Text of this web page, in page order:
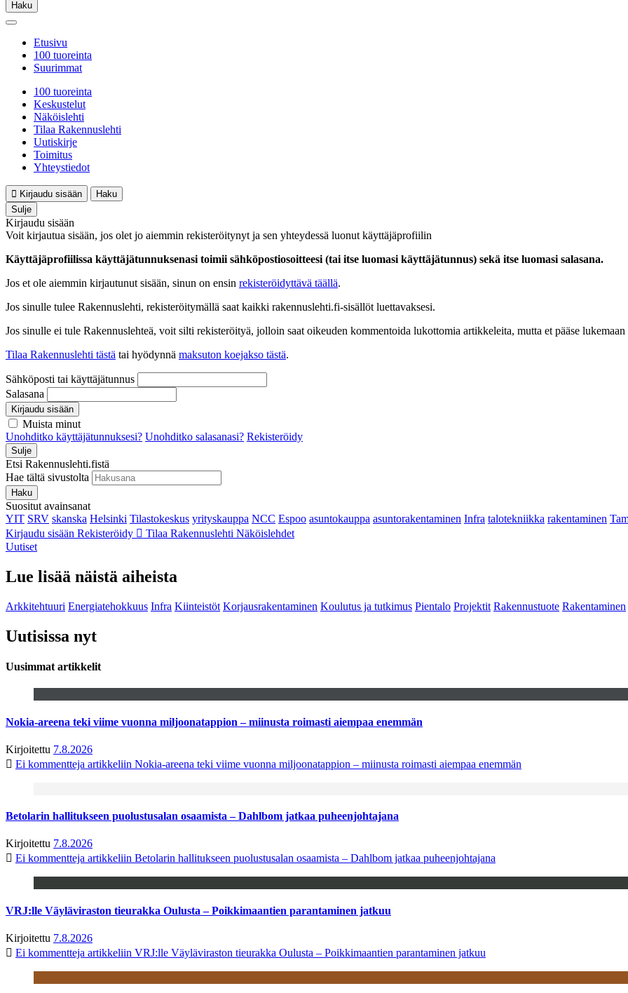
Haku
Etusivu
100 tuoreinta
Suurimmat
100 tuoreinta
Keskustelut
Näköislehti
Tilaa Rakennuslehti
Uutiskirje
Toimitus
Yhteystiedot
Kirjaudu sisään
Haku
Sulje
Kirjaudu sisään
Voit kirjautua sisään, jos olet jo aiemmin rekisteröitynyt ja sen yhteydessä luonut käyttäjäprofiilin
Käyttäjäprofiilissa käyttäjätunnuksenasi toimii sähköpostiosoitteesi (tai itse luomasi käyttäjätunnus) sekä itse luomasi salasana.
Jos et ole aiemmin kirjautunut sisään, sinun on ensin rekisteröidyttävä täällä.
Jos sinulle tulee Rakennuslehti, rekisteröitymällä saat kaikki rakennuslehti.fi-sisällöt luettavaksesi.
Jos sinulle ei tule Rakennuslehteä, voit silti rekisteröityä, jolloin saat oikeuden kommentoida lukottomia artikkeleita, mutta et pääse
Tilaa Rakennuslehti tästä tai hyödynnä maksuton koejakso tästä.
Sähköposti tai käyttäjätunnus
Salasana
Kirjaudu sisään
Muista minut
Unohditko käyttäjätunnuksesi? Unohditko salasanasi? Rekisteröidy
Sulje
Etsi Rakennuslehti.fistä
Hae tältä sivustolta
Haku
Suositut avainsanat
YIT SRV skanska Helsinki Tilastokeskus yrityskauppa NCC Espoo asuntokauppa asuntorakentaminen Infra talotekniikka rakentaminen
Kirjaudu sisään Rekisteröidy Tilaa Rakennuslehti Näköislehdet
Uutiset
Lue lisää näistä aiheista
Arkkitehtuuri Energiatehokkuus Infra Kiinteistöt Korjausrakentaminen Koulutus ja tutkimus Pientalo Projektit Rakennustuote Rakentaminen
Uutisissa nyt
Uusimmat artikkelit
Nokia-areena teki viime vuonna miljoonatappion – miinusta roimasti aiempaa enemmän
Kirjoitettu 7.8.2026
Ei kommentteja artikkeliin Nokia-areena teki viime vuonna miljoonatappion – miinusta roimasti aiempaa enemmän
Betolarin hallitukseen puolustusalan osaamista – Dahlbom jatkaa puheenjohtajana
Kirjoitettu 7.8.2026
Ei kommentteja artikkeliin Betolarin hallitukseen puolustusalan osaamista – Dahlbom jatkaa puheenjohtajana
VRJ:lle Väyläviraston tieurakka Oulusta – Poikkimaantien parantaminen jatkuu
Kirjoitettu 7.8.2026
Ei kommentteja artikkeliin VRJ:lle Väyläviraston tieurakka Oulusta – Poikkimaantien parantaminen jatkuu